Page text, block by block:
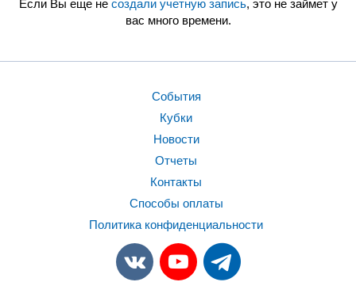
Если Вы еще не создали учетную запись, это не займет у
вас много времени.
События
Кубки
Новости
Отчеты
Контакты
Способы оплаты
Политика конфиденциальности